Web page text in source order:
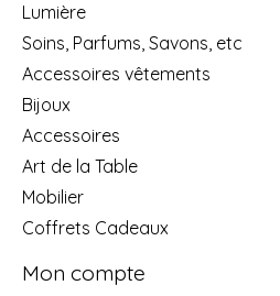
Lumière
Soins, Parfums, Savons, etc
Accessoires vêtements
Bijoux
Accessoires
Art de la Table
Mobilier
Coffrets Cadeaux
Mon compte